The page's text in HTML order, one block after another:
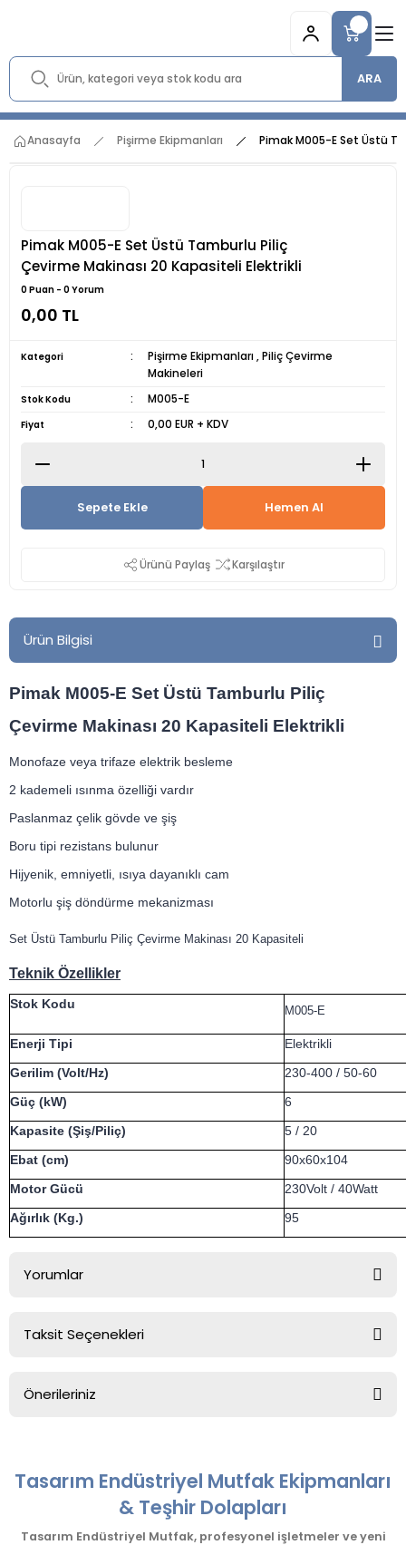
ARA
Anasayfa Pişirme Ekipmanları Pimak M005-E Set Üstü
Pimak M005-E Set Üstü Tamburlu Piliç
Çevirme Makinası 20 Kapasiteli Elektrikli
0 Puan - 0 Yorum
0,00 TL
Kategori Pişirme Ekipmanları ,Piliç Çevirme
Makineleri
Stok Kodu M005-E
Fiyat 0,00 EUR + KDV
Sepete Ekle Hemen Al
Ürünü Paylaş Karşılaştır
Ürün Bilgisi
Pimak M005-E Set Üstü Tamburlu Piliç
Çevirme Makinası 20 Kapasiteli Elektrikli
Monofaze veya trifaze elektrik besleme
2 kademeli ısınma özelliği vardır
Paslanmaz çelik gövde ve şiş
Boru tipi rezistans bulunur
Hijyenik, emniyetli, ısıya dayanıklı cam
Motorlu şiş döndürme mekanizması
Set Üstü Tamburlu Piliç Çevirme Makinası 20 Kapasiteli
Teknik Özellikler
Stok Kodu M005-E
Enerji Tipi
Elektrikli
Gerilim (Volt/Hz)
230-400 / 50-60
Güç (kW)
6
Kapasite (Şiş/Piliç)
5 / 20
Ebat (cm)
90x60x104
Motor Gücü
230Volt / 40Watt
Ağırlık (Kg.)
95
Yorumlar
Taksit Seçenekleri
Önerileriniz
kullanarak tarafımıza iletebilirsiniz.
Görüş ve önerileriniz için teşekkür ederiz.
Ürün resmi kalitesiz, bozuk veya görüntülenemiyor.
Tasarım Endüstriyel Mutfak Ekipmanları
& Teşhir Dolapları
Tasarım Endüstriyel Mutfak, profesyonel işletmeler ve yeni